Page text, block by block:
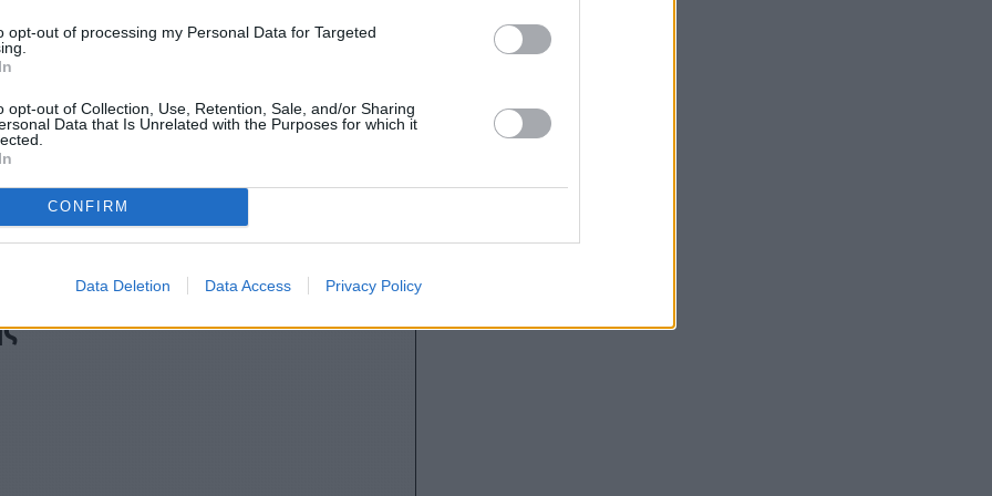
opt-out of processing my Personal Data for Targeted
opt-out of Collection, Use, Retention, Sale, and/or Sharing
Data that Is Unrelated with the Purposes for which it
CONFIRM
Data Deletion Data Access Privacy Policy
των